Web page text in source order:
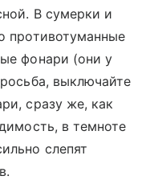
В сумерки и
противотуманные
фонари (они у
выключайте
сразу же, как
в темноте
слепят